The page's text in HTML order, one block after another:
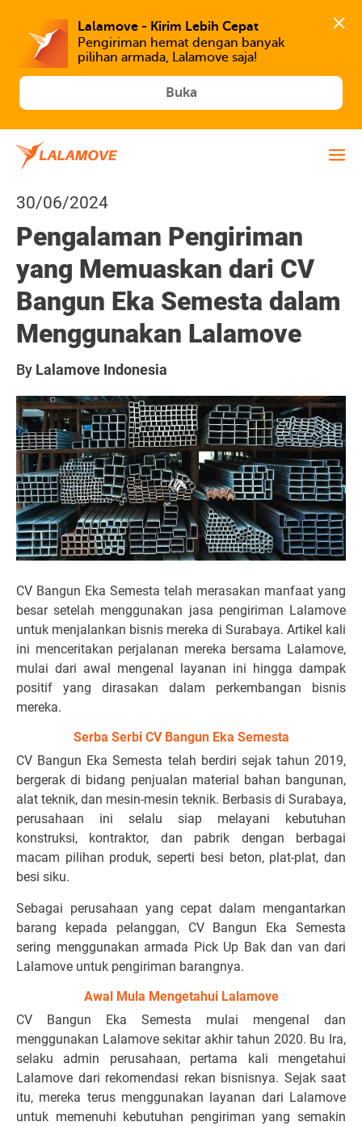
Lalamove - Kirim Lebih Cepat
Pengiriman hemat dengan banyak
Buka
30/06/2024
Pengalaman Pengiriman
yang Memuaskan dari CV
Bangun Eka Semesta dalam
Menggunakan Lalamove
By Lalamove Indonesia
CV Bangun Eka Semesta telah merasakan manfaat yang
besar setelah menggunakan jasa pengiriman Lalamove
untuk menjalankan bisnis mereka di Surabaya. Artikel kali
ini menceritakan perjalanan mereka bersama Lalamove,
mulai dari awal mengenal layanan ini hingga dampak
positif yang dirasakan dalam perkembangan bisnis
mereka.
Serba Serbi CV Bangun Eka Semesta
CV Bangun Eka Semesta telah berdiri sejak tahun 2019,
bergerak di bidang penjualan material bahan bangunan,
alat teknik, dan mesin-mesin teknik. Berbasis di Surabaya,
perusahaan ini selalu siap melayani kebutuhan
konstruksi, kontraktor, dan pabrik dengan berbagai
macam pilihan produk, seperti besi beton, plat-plat, dan
besi siku.
Sebagai perusahaan yang cepat dalam mengantarkan
barang kepada pelanggan, CV Bangun Eka Semesta
sering menggunakan armada Pick Up Bak dan van dari
Lalamove untuk pengiriman barangnya.
Awal Mula Mengetahui Lalamove
CV Bangun Eka Semesta mulai mengenal dan
menggunakan Lalamove sekitar akhir tahun 2020. Bu Ira,
selaku admin perusahaan, pertama kali mengetahui
Lalamove dari rekomendasi rekan bisnisnya. Sejak saat
itu, mereka terus menggunakan layanan dari Lalamove
untuk memenuhi kebutuhan pengiriman yang semakin